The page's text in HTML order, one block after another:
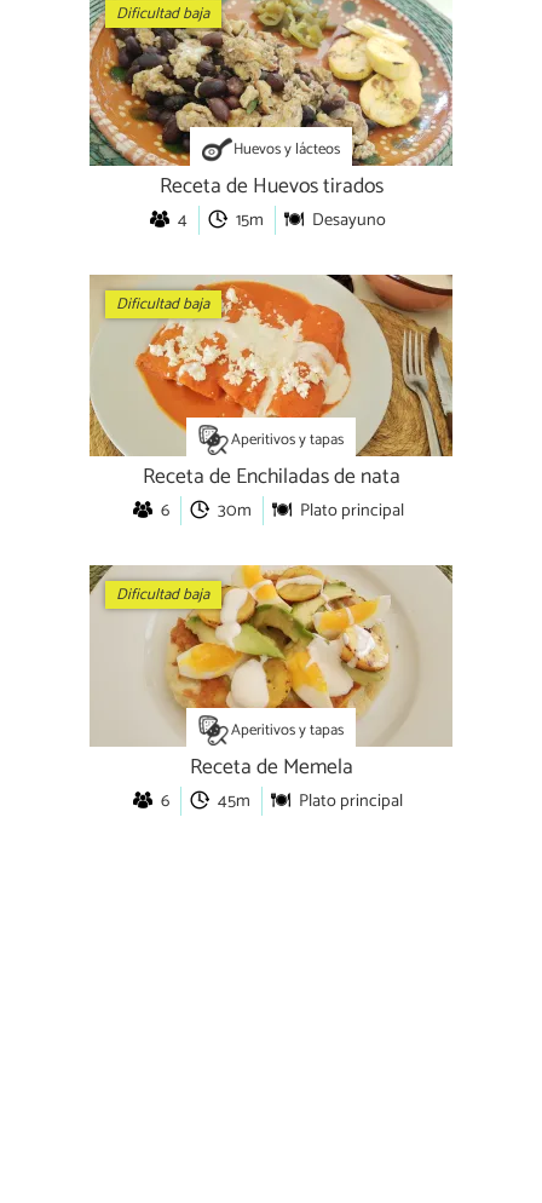
Dificultad baja
Huevos y lácteos
Receta de Huevos tirados
4 15m Desayuno
Dificultad baja
Aperitivos y tapas
Receta de Enchiladas de nata
6 30m Plato principal
Dificultad baja
Aperitivos y tapas
Receta de Memela
6 45m Plato principal